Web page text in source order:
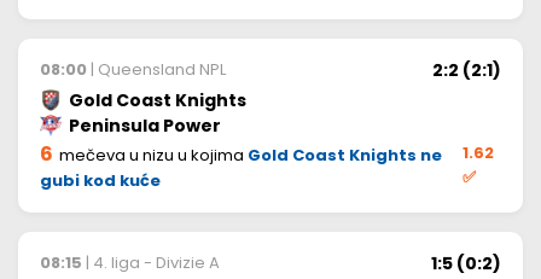
08:00 | Queensland NPL
2:2 (2:1)
Gold Coast Knights
Peninsula Power
6 mečeva u nizu u kojima Gold Coast Knights ne
gubi kod kuće
1.62
✅
08:15 | 4. liga - Divizie A
1:5 (0:2)